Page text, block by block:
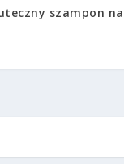
szampon